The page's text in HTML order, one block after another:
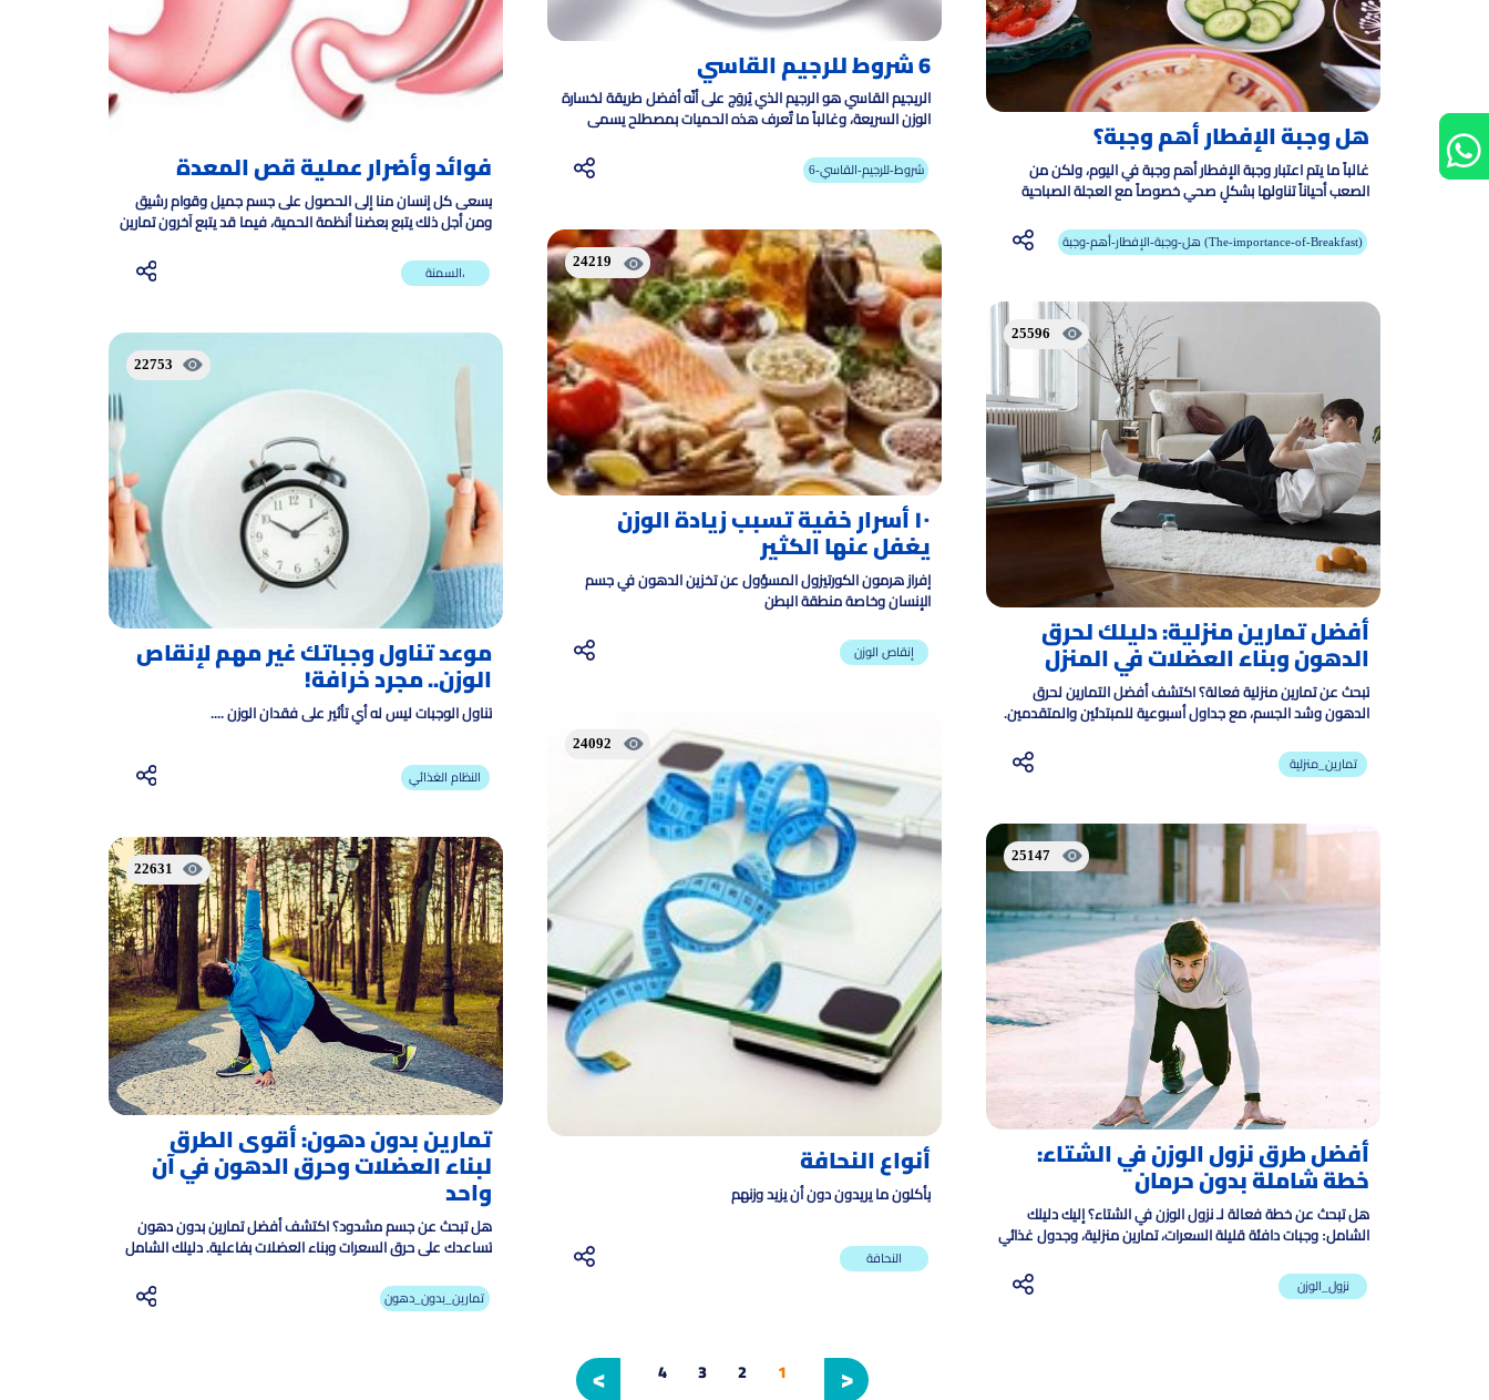
هل وجبة الإفطار أهم وجبة؟
غالباً ما يتم اعتبار وجبة الإفطار أهم وجبة في اليوم، ولكن من
الصعب أحياناً تناولها بشكلٍ صحي خصوصاً مع العجلة الصباحية
هل-وجبة-الإفطار-أهم-وجبة (The-importance-of-Breakfast)
25596
أفضل تمارين منزلية: دليلك لحرق
الدهون وبناء العضلات في المنزل
تبحث عن تمارين منزلية فعالة؟ اكتشف أفضل التمارين لحرق
الدهون وشد الجسم، مع جداول أسبوعية للمبتدئين والمتقدمين.
تمارين_منزلية
25147
أفضل طرق نزول الوزن في الشتاء:
خطة شاملة بدون حرمان
هل تبحث عن خطة فعالة لـ نزول الوزن في الشتاء؟ إليك دليلك
الشامل: وجبات دافئة قليلة السعرات، تمارين منزلية، وجدول غذائي
نزول_الوزن
6 شروط للرجيم القاسي
الريجيم القاسي هو الرجيم الذي يُروَج على أنّه أفضل طريقة لخسارة
الوزن السريعة، وغالباً ما تٌعرف هذه الحميات بمصطلح يسمى
6-شروط-للرجيم-القاسي
24219
١٠ أسرار خفية تسبب زيادة الوزن
يغفل عنها الكثير
إفراز هرمون الكورتيزول المسؤول عن تخزين الدهون في جسم
الإنسان وخاصة منطقة البطن
إنقاص الوزن
24092
أنواع النحافة
يأكلون ما يريدون دون أن يزيد وزنهم
النحافة
فوائد وأضرار عملية قص المعدة
يسعى كل إنسان منا إلى الحصول على جسم جميل وقوام رشيق
ومن أجل ذلك يتبع بعضنا أنظمة الحمية، فيما قد يتبع آخرون تمارين
السمنة،
22753
موعد تناول وجباتك غير مهم لإنقاص
الوزن.. مجرد خرافة!
تناول الوجبات ليس له أي تأثير على فقدان الوزن ....
النظام الغذائي
22631
تمارين بدون دهون: أقوى الطرق
لبناء العضلات وحرق الدهون في آن
واحد
هل تبحث عن جسم مشدود؟ اكتشف أفضل تمارين بدون دهون
تساعدك على حرق السعرات وبناء العضلات بفاعلية. دليلك الشامل
تمارين_بدون_دهون
<
1
2
3
4
>